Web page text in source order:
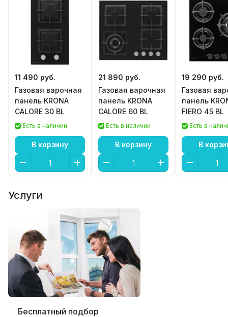
11 490 руб.
Газовая варочная
панель KRONA
CALORE 30 BL
Есть в наличии
В корзину
21 890 руб.
Газовая варочная
панель KRONA
CALORE 60 BL
Есть в наличии
В корзину
19 290 руб.
Газовая
панель
FIERO 45 BL
Есть в
В
Услуги
Бесплатный подбор